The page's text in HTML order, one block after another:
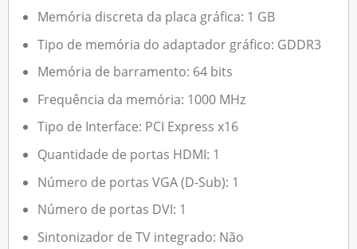
Memória discreta da placa gráfica: 1 GB
Tipo de memória do adaptador gráfico: GDDR3
Memória de barramento: 64 bits
Frequência da memória: 1000 MHz
Tipo de Interface: PCI Express x16
Quantidade de portas HDMI: 1
Número de portas VGA (D-Sub): 1
Número de portas DVI: 1
Sintonizador de TV integrado: Não